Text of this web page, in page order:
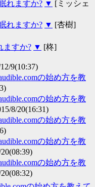
れますか? ▼ [ミッシェ
れますか? ▼ [杏樹]
ますか? ▼ [柊]
9(10:37)
の始め方を教
の始め方を教
8/20(16:31)
の始め方を教
の始め方を教
の始め方を教